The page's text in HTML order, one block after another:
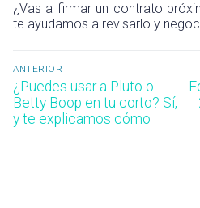
¿Vas a firmar un contrato
te ayudamos a revisarlo y
Navegación
de
entradas
ANTERIOR
Entrada
anterior:
¿Puedes usar a Pluto o
Betty Boop en tu corto? Sí,
y te explicamos cómo